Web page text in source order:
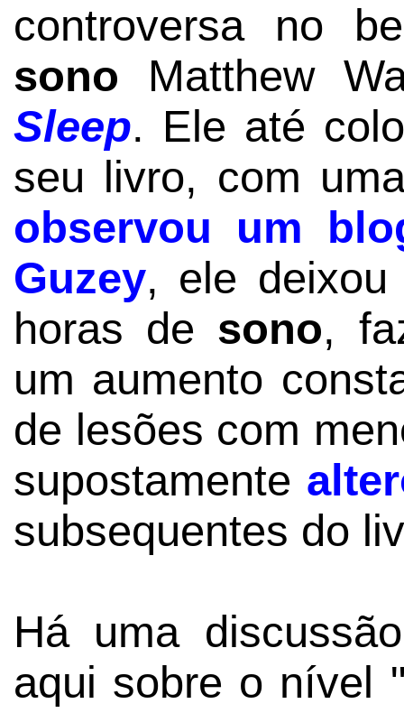
controversa no
sono Matthew
Sleep. Ele até
seu livro, com
observou um
Guzey, ele
horas de sono,
um aumento
de lesões com
supostamente
subsequentes do
Há uma
aqui sobre o nível